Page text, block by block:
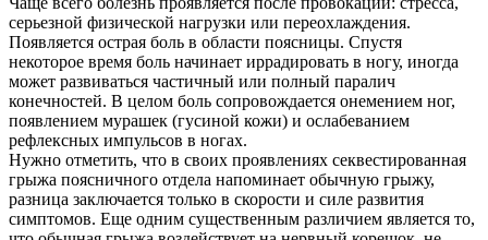
серьезной физической нагрузки или переохлаждения.
Появляется острая боль в области поясницы. Спустя
некоторое время боль начинает иррадировать в ногу, иногда
может развиваться частичный или полный паралич
конечностей. В целом боль сопровождается онемением ног,
появлением мурашек (гусиной кожи) и ослабеванием
рефлексных импульсов в ногах.
Нужно отметить, что в своих проявлениях секвестированная
грыжа поясничного отдела напоминает обычную грыжу,
разница заключается только в скорости и силе развития
симптомов. Еще одним существенным различием является то,